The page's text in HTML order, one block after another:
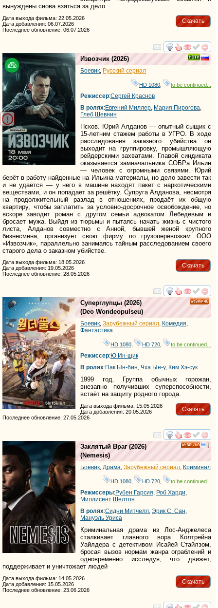
вынуждены снова взяться за дело.
Скачать
Дата выхода фильма: 22.05.2026
Дата добавления: 06.07.2026
Последнее обновление: 06.07.2026
смотреть
Извозчик (2026)
Боевик Русский сериал
HD 1080 to be continued...
Режиссер:Сергей Краснов
В ролях:Евгений Миллер Мария Пирогова
Глеб Шевнин
Псков. Юрий Алданов — опытный сыщик с
15-летним стажем работы в УГРО. В ходе
расследования заказного убийства он
выходит на группировку, промышляющую
рейдерскими захватами. Главой синдиката
оказывается замначальника СОБРа Ильин
— человек с огромными связями. Юрий
берёт в работу найденные на Ильина материалы, но дело завести так
и не удаётся — у него в машине находят пакет с наркотическими
веществами, и он попадает за решётку. Супруга Алданова, несмотря
на продолжительный разлад в отношениях, продаёт их общую
квартиру, чтобы заплатить за условно-досрочное освобождение, но
вскоре заводит роман с другом семьи адвокатом Лебедевым и
бросает мужа. Выйдя из тюрьмы и пытаясь начать жизнь с чистого
листа, Алданов совместно с Анной, бывшей женой крупного
бизнесмена, организует свою фирму по грузоперевозкам ООО
«Извозчик», параллельно занимаясь тайным расследованием своего
старого дела о заказном убийстве.
Скачать
Дата выхода фильма: 18.05.2026
Дата добавления: 19.05.2026
Последнее обновление: 28.05.2026
смотреть
Суперглупцы (2026)
(Deo Wondeopulseu)
Боевик, Зарубежный сериал, Комедия,
Фантастика
HD 1080, HD 720, to be continued...
Режиссер:Ю Ин-щик
В ролях:Пак Ын-бин, Чха Ын-у, Ким Хэ-сук
1999 год. Группа обычных горожан,
внезапно получивших суперспособности,
встаёт на защиту родного города.
Скачать
Дата выхода фильма: 15.05.2026
Дата добавления: 20.05.2026
Последнее обновление: 27.05.2026
смотреть
Заклятый Враг(2026)
(Nemesis)
Боевик, Драма, Зарубежный сериал, Криминал
HD 1080 HD 720 to be continued...
Режиссеры:Рубен Гарсия, Роб Харди,
Миллисент Шелтон
В ролях:Сидни Митчелл, Эрик С. Сан,
Мануэль Уриса
Криминальная драма из Лос-Анджелеса
сталкивает главного вора Колтрейна
Уайлдера с детективом Исайей Стайлзом,
бросая вызов нормам жанра ограблений и
одновременно исследуя, что движет,
поддерживает и уничтожает людей
Скачать
Дата выхода фильма: 14.05.2026
Дата добавления: 15.05.2026
Последнее обновление: 23.06.2026